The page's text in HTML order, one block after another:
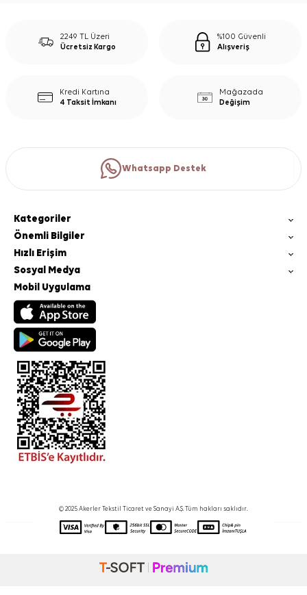
2249 TL Üzeri
Ücretsiz Kargo
%100 Güvenli
Alışveriş
Kredi Kartına
4 Taksit İmkanı
Mağazada
Değişim
Whatsapp Destek
Kategoriler
Önemli Bilgiler
Hızlı Erişim
Sosyal Medya
Mobil Uygulama
© 2025 Akerler Tekstil Ticaret ve Sanayi A.Ş. Tüm hakları saklıdır.